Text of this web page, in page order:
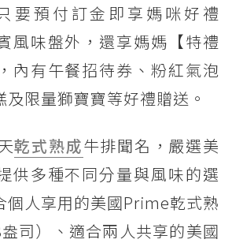
要預付訂金即享媽咪好禮
風味盤外，還享媽媽【特禮
內有午餐招待券、粉紅氣泡
限量獅寶寶等好禮贈送。
乾式熟成牛排聞名，嚴選美
供多種不同分量與風味的選
個人享用的美國Prime乾式熟
司）、適合兩人共享的美國